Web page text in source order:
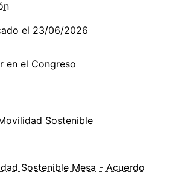
el 23/06/2026
en el Congreso
Sostenible
Sostenible Mesa - Acuerdo